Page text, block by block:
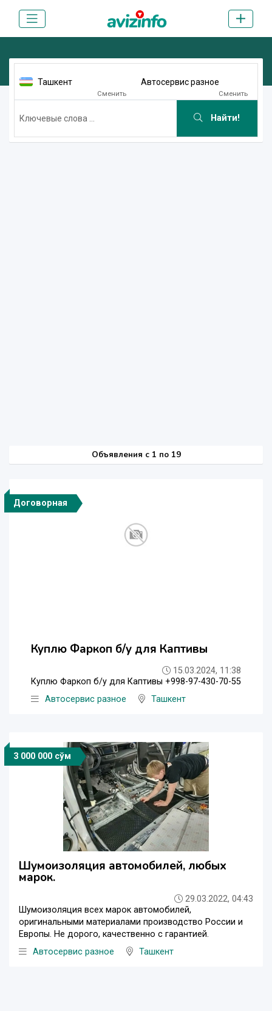
Ташкент
Сменить
Автосервис разное
Сменить
Найти!
Объявления c 1 по 19
Договорная
Куплю Фаркоп б/у для Каптивы
15.03.2024, 11:38
Куплю Фаркоп б/у для Каптивы +998-97-430-70-55
Автосервис разное
Ташкент
3 000 000 сўм
Шумоизоляция автомобилей, любых
марок.
29.03.2022, 04:43
Шумоизоляция всех марок автомобилей,
оригинальными материалами производство России и
Европы. Не дорого, качественно с гарантией.
Автосервис разное
Ташкент